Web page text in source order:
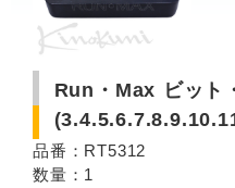
Run・Max ビット
品番：RT5312
数量：1